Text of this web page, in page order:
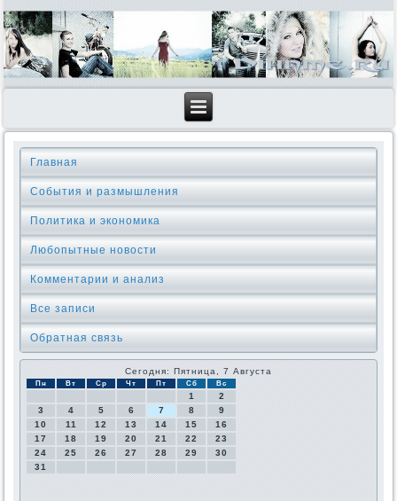
Главная
События и размышления
Политика и экономика
Любопытные новости
Комментарии и анализ
Все записи
Обратная связь
Сегодня: Пятница, 7 Августа
Пн Вт Ср Чт Пт Сб Вс
1
2
3
4 5 6 7 8
9
10
11 12 13 14 15
16
17
18 19 20 21 22
23
24
25 26 27 28 29
30
31